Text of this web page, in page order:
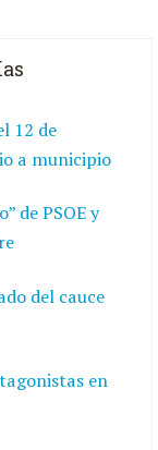
12 de
a municipio
de PSOE y
del cauce
en